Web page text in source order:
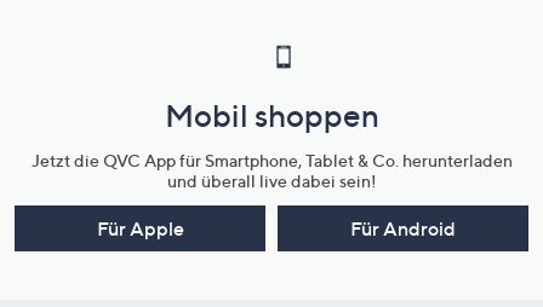
Mobil shoppen
Jetzt die QVC App für Smartphone, Tablet & Co. herunterladen
und überall live dabei sein!
Für Apple Für Android